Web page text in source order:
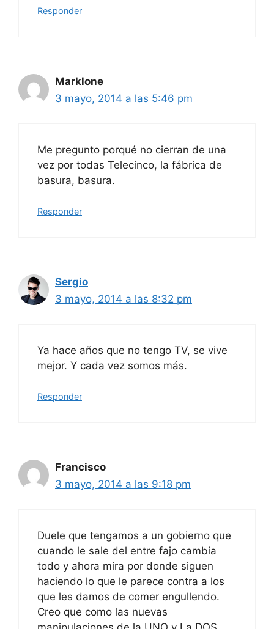
Responder
Marklone
3 mayo, 2014 a las 5:46 pm
Me pregunto porqué no cierran de una
vez por todas Telecinco, la fábrica de
basura, basura.
Responder
Sergio
3 mayo, 2014 a las 8:32 pm
Ya hace años que no tengo TV, se vive
mejor. Y cada vez somos más.
Responder
Francisco
3 mayo, 2014 a las 9:18 pm
Duele que tengamos a un gobierno que
cuando le sale del entre fajo cambia
todo y ahora mira por donde siguen
haciendo lo que le parece contra a los
que les damos de comer engullendo.
Creo que como las nuevas